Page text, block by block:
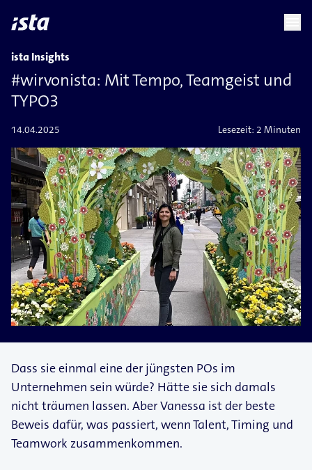
languagechevron_right
ista Insights
#wirvonista: Mit Tempo, Teamgeist und
TYPO3
14.04.2025 Lesezeit: 2 Minuten
Dass sie einmal eine der jüngsten POs im
Unternehmen sein würde? Hätte sie sich damals
nicht träumen lassen. Aber Vanessa ist der beste
Beweis dafür, was passiert, wenn Talent, Timing und
Teamwork zusammenkommen.